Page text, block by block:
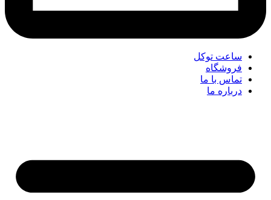
ساعت توکل
فروشگاه
تماس با ما
درباره ما